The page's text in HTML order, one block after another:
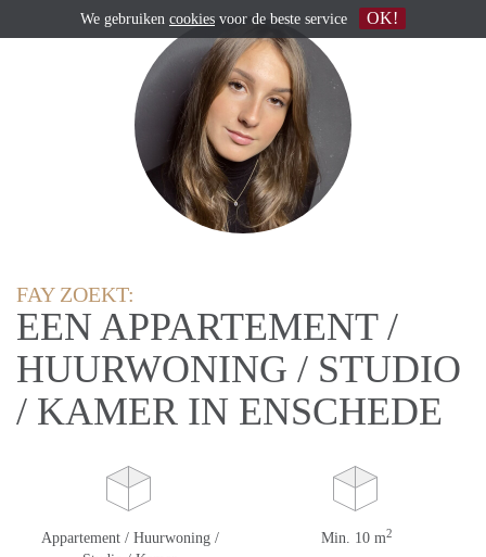
FAY ZOEKT:
EEN APPARTEMENT /
HUURWONING / STUDIO
/ KAMER IN ENSCHEDE
Appartement / Huurwoning /
Min. 10 m2
We gebruiken cookies voor de beste service OK!